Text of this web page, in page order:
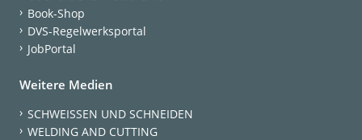
Book-Shop
DVS-Regelwerksportal
JobPortal
Weitere Medien
SCHWEISSEN UND SCHNEIDEN
WELDING AND CUTTING